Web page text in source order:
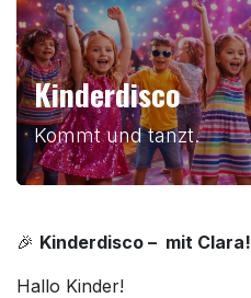
Kinderdisco
Kommt und tanzt.
🎉 Kinderdisco – mit Clara!
Hallo Kinder!